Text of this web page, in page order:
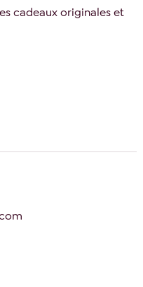
cadeaux originales et